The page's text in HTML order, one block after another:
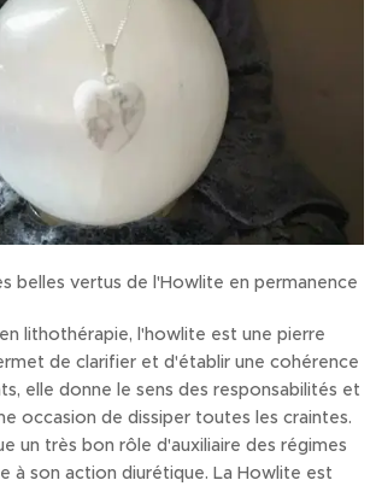
belles vertus de l'Howlite en permanence
lithothérapie, l'howlite est une pierre
de clarifier et d'établir une cohérence
elle donne le sens des responsabilités et
occasion de dissiper toutes les craintes.
un très bon rôle d'auxiliaire des régimes
à son action diurétique. La Howlite est